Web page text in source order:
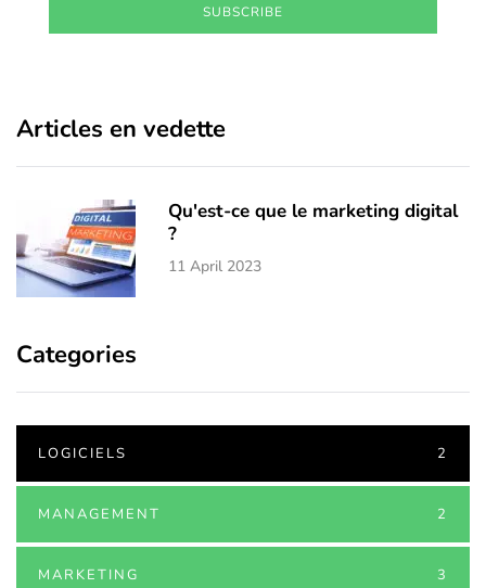
SUBSCRIBE
Articles en vedette
Qu'est-ce que le marketing digital
?
11 April 2023
Categories
LOGICIELS 2
MANAGEMENT 2
MARKETING 3